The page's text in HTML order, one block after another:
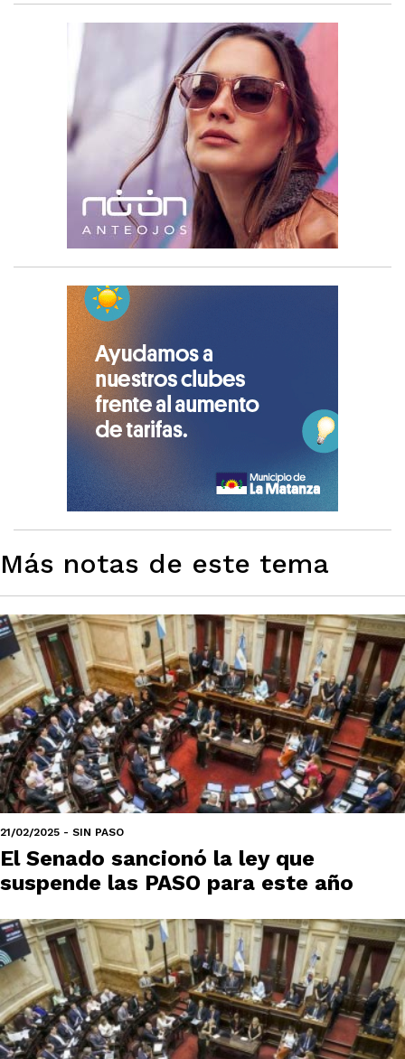
Más notas de este tema
21/02/2025 - SIN PASO
El Senado sancionó la ley que
suspende las PASO para este año